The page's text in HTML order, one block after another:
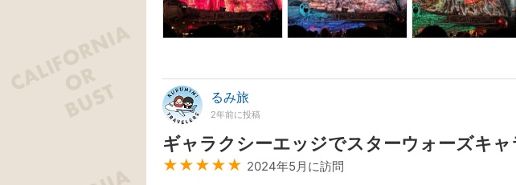
るみ旅
2年前に投稿
ギャラクシーエッジでスターウォーズキャ
★★★★★ 2024年5月に訪問